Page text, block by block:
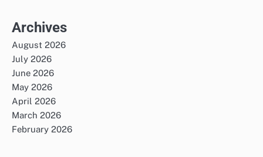
Archives
August 2026
July 2026
June 2026
May 2026
April 2026
March 2026
February 2026